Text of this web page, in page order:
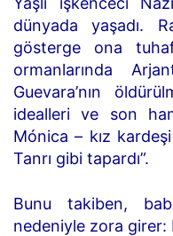
dünyada yaşadı.
gösterge ona
ormanlarında
Guevara’nın
idealleri ve son
Mónica – kız
Tanrı gibi tapardı”.
Bunu takiben,
nedeniyle zora